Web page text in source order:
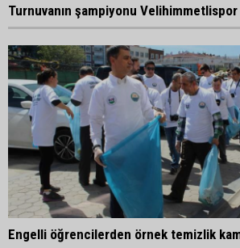
Turnuvanın şampiyonu Velihimmetlispor
Engelli öğrencilerden örnek temizlik